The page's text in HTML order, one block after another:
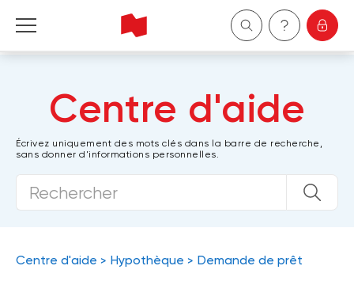
Entreprises
Gestion de patrimoine
Centre d'aide
Écrivez uniquement des mots clés dans la barre de recherche,
sans donner d'informations personnelles.
Centre d'aide Hypothèque Demande de prêt